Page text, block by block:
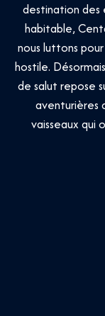
destination des
habitable,
nous luttons
hostile.
de salut repose
aventurières
vaisseaux qui